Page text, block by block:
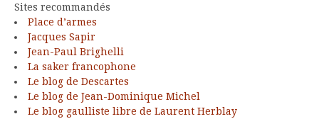
Sites recommandés
Place d’armes
Jacques Sapir
Jean-Paul Brighelli
La saker francophone
Le blog de Descartes
Le blog de Jean-Dominique Michel
Le blog gaulliste libre de Laurent Herblay